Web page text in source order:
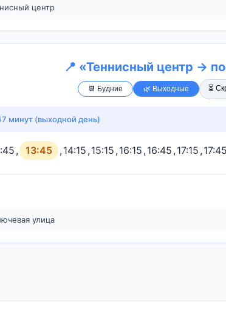
центр
📍 «Теннисный центр →
📆 Будние 🌿 Выходные ⏳
минут (выходной день)
, 13:45 ,14:15 ,15:15 ,16:15 ,16:45 ,17:15 ,17:45
улица